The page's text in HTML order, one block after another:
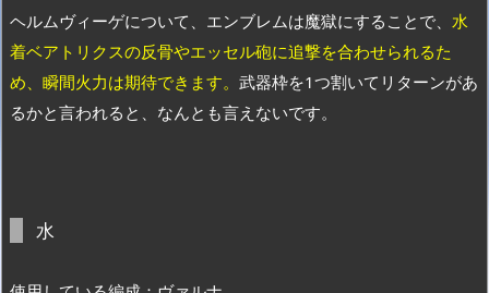
ヘルムヴィーゲについて、エンブレムは魔獄にすることで、 水
着ベアトリクスの反骨やエッセル砲に追撃を合わせられるた
め、瞬間火力は期待できます。 武器枠を1つ割いてリターンがあ
るかと言われると、なんとも言えないです。
水